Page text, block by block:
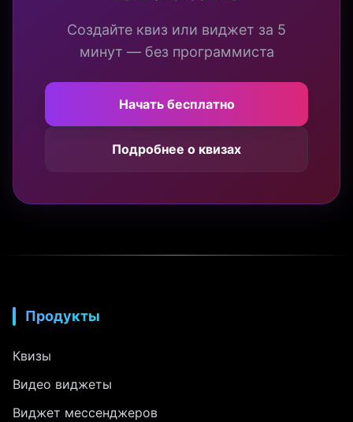
Создайте квиз или виджет за 5
минут — без программиста
Начать бесплатно
Подробнее о квизах
Продукты
Квизы
Видео виджеты
Виджет мессенджеров